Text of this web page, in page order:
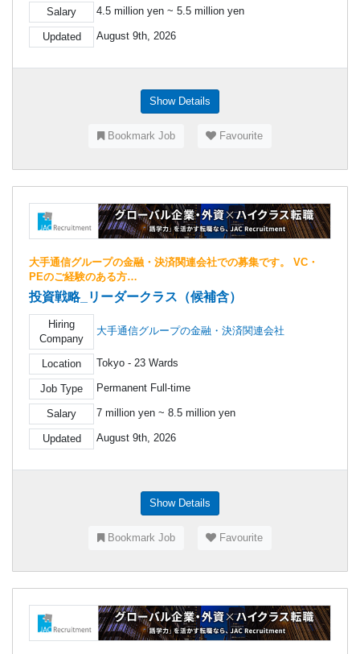
Salary 4.5 million yen ~ 5.5 million yen
Updated August 9th, 2026
Show Details
Bookmark Job Favourite
大手通信グループの金融・決済関連会社での募集です。 VC・
PEのご経験のある方…
投資戦略_リーダークラス（候補含）
Hiring
Company
大手通信グループの金融・決済関連会社
Location Tokyo - 23 Wards
Job Type Permanent Full-time
Salary 7 million yen ~ 8.5 million yen
Updated August 9th, 2026
Show Details
Bookmark Job Favourite